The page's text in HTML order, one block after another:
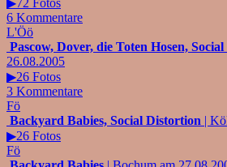
6 Kommentare
L'Öö
Pascow, Dover, die Toten Hosen,
26.08.2005
▶26 Fotos
3 Kommentare
Fö
Backyard Babies, Social Distortion |
▶26 Fotos
Fö